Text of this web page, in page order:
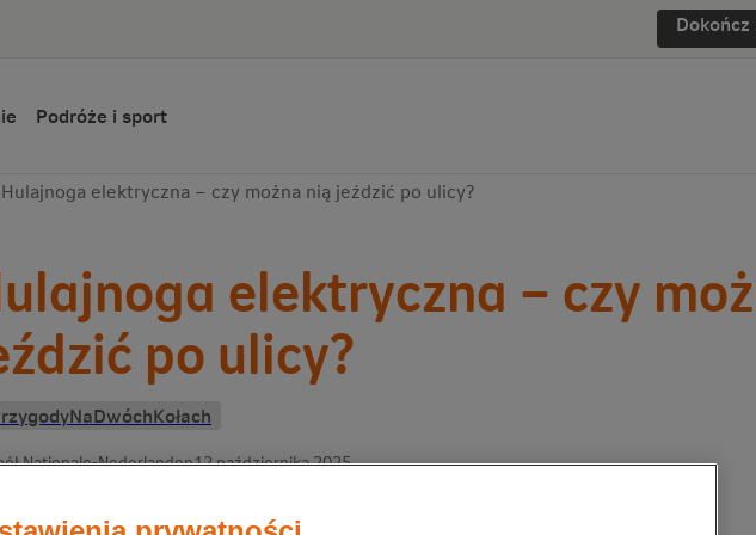
Podróże i sport
Hulajnoga elektryczna – czy można nią jeździć po ulicy?
elektryczna – czy
po ulicy?
Nationale-Nederlanden12 października 2025